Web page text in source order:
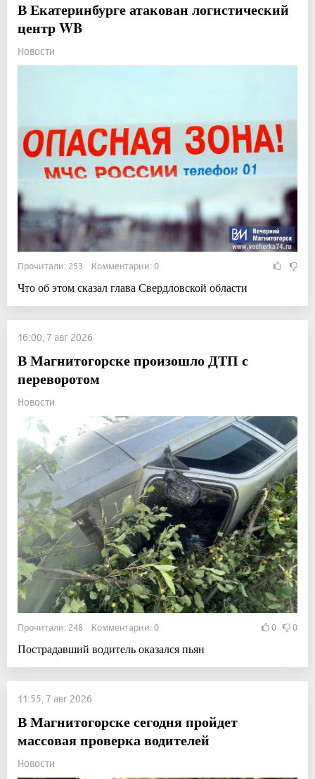
В Екатеринбурге атакован логистический
центр WB
Новости
Прочитали: 253 Комментарии: 0
Что об этом сказал глава Свердловской области
16:00, 7 авг 2026
В Магнитогорске произошло ДТП с
переворотом
Новости
Прочитали: 248 Комментарии: 0 0 0
Пострадавший водитель оказался пьян
11:55, 7 авг 2026
В Магнитогорске сегодня пройдет
массовая проверка водителей
Новости